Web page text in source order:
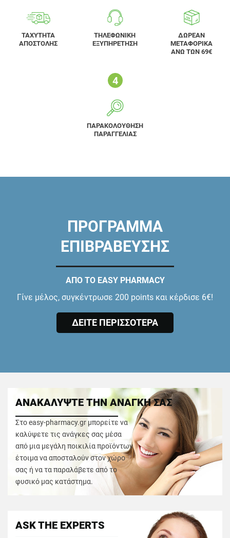
ΤΑΧΥΤΗΤΑ
ΑΠΟΣΤΟΛΗΣ
ΤΗΛΕΦΩΝΙΚΗ
ΕΞΥΠΗΡΕΤΗΣΗ
ΔΩΡΕΑΝ
ΜΕΤΑΦΟΡΙΚΑ
ΑΝΩ ΤΩΝ 69€
ΠΑΡΑΚΟΛΟΥΘΗΣΗ
ΠΑΡΑΓΓΕΛΙΑΣ
ΠΡΟΓΡΑΜΜΑ
ΕΠΙΒΡΑΒΕΥΣΗΣ
ΑΠΟ ΤΟ EASY PHARMACY
Γίνε μέλος, συγκέντρωσε 200 points και κέρδισε 6€!
ΔΕΙΤΕ ΠΕΡΙΣΣΟΤΕΡΑ
ΑΝΑΚΑΛΥΨΤΕ ΤΗΝ ΑΝΑΓΚΗ ΣΑΣ
Στο easy-pharmacy.gr μπορείτε να
καλύψετε τις ανάγκες σας μέσα
από μια μεγάλη ποικιλία προϊόντων
έτοιμα να αποσταλούν στον χώρο
σας ή να τα παραλάβετε από το
φυσικό μας κατάστημα.
ASK THE EXPERTS